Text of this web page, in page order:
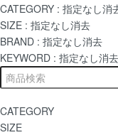
CATEGORY : 指定なし消
SIZE : 指定なし消去
BRAND : 指定なし消去
KEYWORD : 指定なし消去
CATEGORY
SIZE